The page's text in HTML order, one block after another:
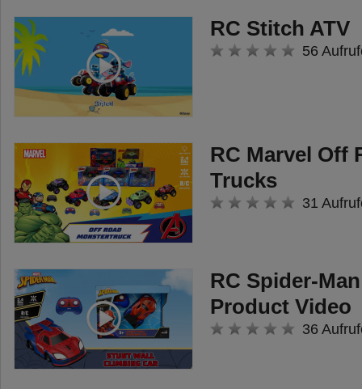
aussehen. Das 25 cm lange RC
Spielzeugauto erreicht
Geschwindigkeiten von 8 km/h
und wird mit der 4-Kanal-
gesteuert. Dank der USB-
Ladefunktion ist das Kinderauto
schnell einsatzbereit und eignet
sich für Mädchen und Jungen ab 6
Eindrucksvolle Effekte
Mit seiner Spezial-Funktion sorgt
das Radio Control Car für
besonderes Aufsehen: Sobald das
RC Stitch ATV
56
RC Marvel Off
Trucks
31
RC Spider-
Product Video
36